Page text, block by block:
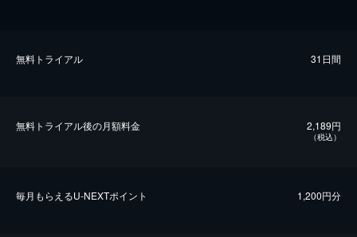
無料トライアル 31日間
無料トライアル後の⽉額料金 2,189円
（税込）
毎⽉もらえるU-NEXTポイント 1,200円分